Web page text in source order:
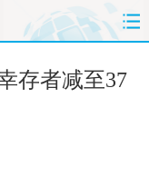
财经
存者减至37